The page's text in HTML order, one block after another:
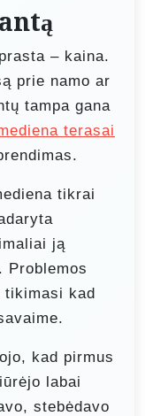
– kaina.
prie namo ar
tampa gana
terasai
tikrai
ją
Problemos
tikimasi kad
kad pirmus
labai
stebėdavo